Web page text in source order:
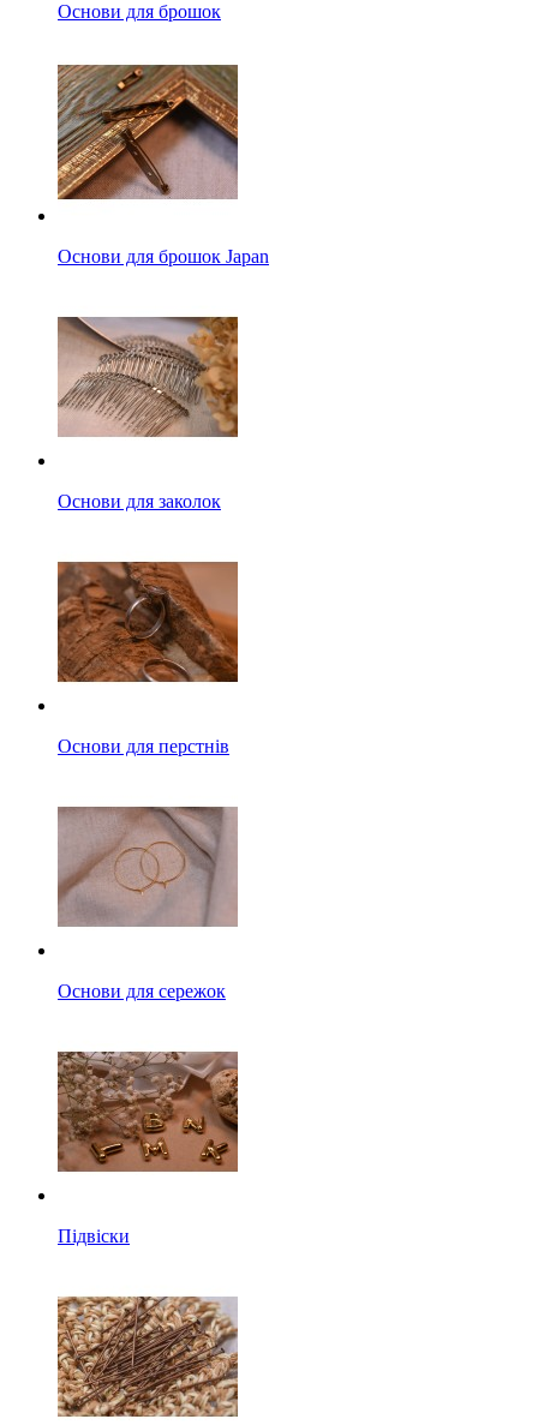
Основи для брошок
Основи для брошок Japan
Основи для заколок
Основи для перстнів
Основи для сережок
Підвіски